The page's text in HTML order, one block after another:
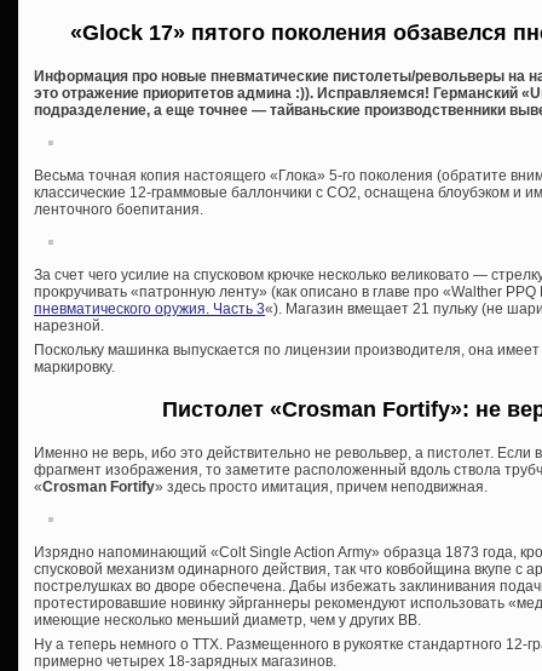
«Glock 17» пятого поколения обзавелся
Информация про новые пневматические пистолеты/револьверы на
это отражение приоритетов админа :)). Исправляемся! Германский
подразделение, а еще точнее — тайваньские производственники
Весьма точная копия настоящего «Глока» 5-го поколения (обратите
классические 12-граммовые баллончики с СО2, оснащена блоубэком и
ленточного боепитания.
За счет чего усилие на спусковом крючке несколько великовато —
прокручивать «патронную ленту» (как описано в главе про «Walther PPQ
пневматического оружия. Часть 3«). Магазин вмещает 21 пульку (не
нарезной.
Поскольку машинка выпускается по лицензии производителя, она
маркировку.
Пистолет «Crosman Fortify»: не
Именно не верь, ибо это действительно не револьвер, а пистолет.
фрагмент изображения, то заметите расположенный вдоль ствола
«Crosman Fortify» здесь просто имитация, причем неподвижная.
Изрядно напоминающий «Colt Single Action Army» образца 1873 года,
спусковой механизм одинарного действия, так что ковбойщина вкупе с
пострелушках во дворе обеспечена. Дабы избежать заклинивания
протестировавшие новинку эйрганнеры рекомендуют использовать
имеющие несколько меньший диаметр, чем у других ВВ.
Ну а теперь немного о ТТХ. Размещенного в рукоятке стандартного 12-
примерно четырех 18-зарядных магазинов.